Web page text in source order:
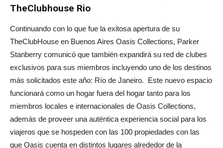
TheClubhouse Rio
Continuando con lo que fue la exitosa apertura de su
TheClubHouse en Buenos Aires Oasis Collections, Parker
Stanberry comunicó que también expandirá su red de clubes
exclusivos para sus miembros incluyendo uno de los destinos
más solicitados este año: Río de Janeiro. Este nuevo espacio
funcionará como un hogar fuera del hogar tanto para los
miembros locales e internacionales de Oasis Collections,
además de proveer una auténtica experiencia social para los
viajeros que se hospeden con las 100 propiedades con las
que Oasis cuenta en distintos lugares alrededor de la